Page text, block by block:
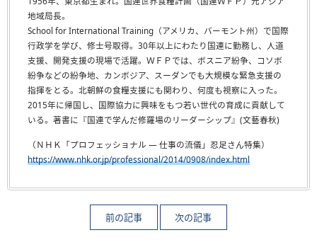
地域局長。
School for International Training（アメリカ、バーモント州）で国際
行政学を学び、修士号取得。30年以上にわたり国連に勤務し、人道
支援、開発支援の現場で活躍。ＷＦＰでは、ボスニア紛争、コソボ
紛争などの紛争地、カンボジア、スーダンでも大規模な緊急支援の
指揮をとる。北朝鮮の食糧支援にも関わり、何度も視察に入った。
2015年に帰国し、国際協力に興味をもつ若い世代の育成に貢献して
いる。著書に『国連で学んだ修羅場のリーダーシップ』(文藝春秋)
（ＮＨＫ「プロフェッショナル ― 仕事の流儀」忍足さん特集）
https://www.nhk.or.jp/professional/2014/0908/index.html